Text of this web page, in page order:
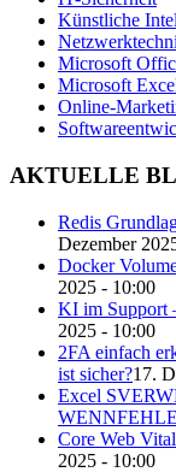
Künstliche
Microsoft
Microsoft
Online-
AKTUELLE
Redis
Dezember
Docker
2025 - 10:00
KI im Support
2025 - 10:00
2FA einfach
ist sicher?17.
Excel
Core Web
2025 - 10:00